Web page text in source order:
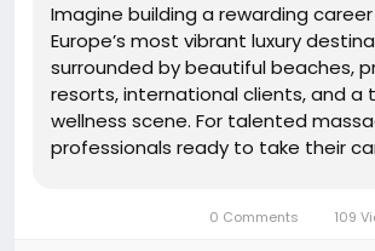
Imagine building a rewarding
Europe’s most vibrant luxury
surrounded by beautiful beaches,
resorts, international clients, and a
wellness scene. For talented
professionals ready to take their
of opportunity with...0 Comments 109